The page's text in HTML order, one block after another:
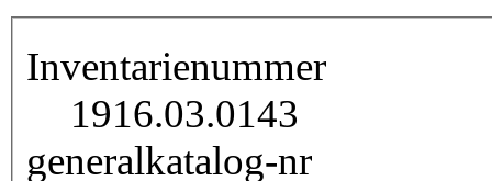
Inventarienummer
1916.03.0143
generalkatalog-nr